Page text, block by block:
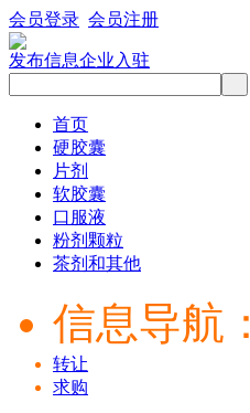
会员登录 会员注册
发布信息企业入驻
首页
硬胶囊
片剂
软胶囊
口服液
粉剂颗粒
茶剂和其他
信息导航：
转让
求购